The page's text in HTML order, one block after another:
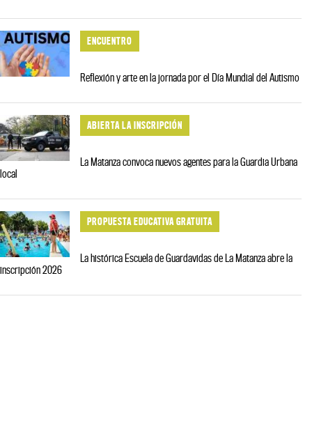
ENCUENTRO
Reflexión y arte en la jornada por el Día Mundial del Autismo
ABIERTA LA INSCRIPCIÓN
La Matanza convoca nuevos agentes para la Guardia Urbana
local
PROPUESTA EDUCATIVA GRATUITA
La histórica Escuela de Guardavidas de La Matanza abre la
inscripción 2026